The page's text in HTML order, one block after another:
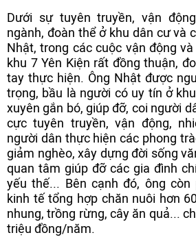
Dưới sự tuyên truyền, vận
ngành, đoàn thể ở khu dân cư và
Nhật, trong các cuộc vận động
khu 7 Yên Kiện rất đồng thuận,
tay thực hiện. Ông Nhật được
trọng, bầu là người có uy tín ở
xuyên gắn bó, giúp đỡ, coi người
cực tuyên truyền, vận động,
người dân thực hiện các phong
giảm nghèo, xây dựng đời sống
quan tâm giúp đỡ các gia đình
yếu thế... Bên cạnh đó, ông
kinh tế tổng hợp chăn nuôi hơn
nhung, trồng rừng, cây ăn quả...
triệu đồng/năm.